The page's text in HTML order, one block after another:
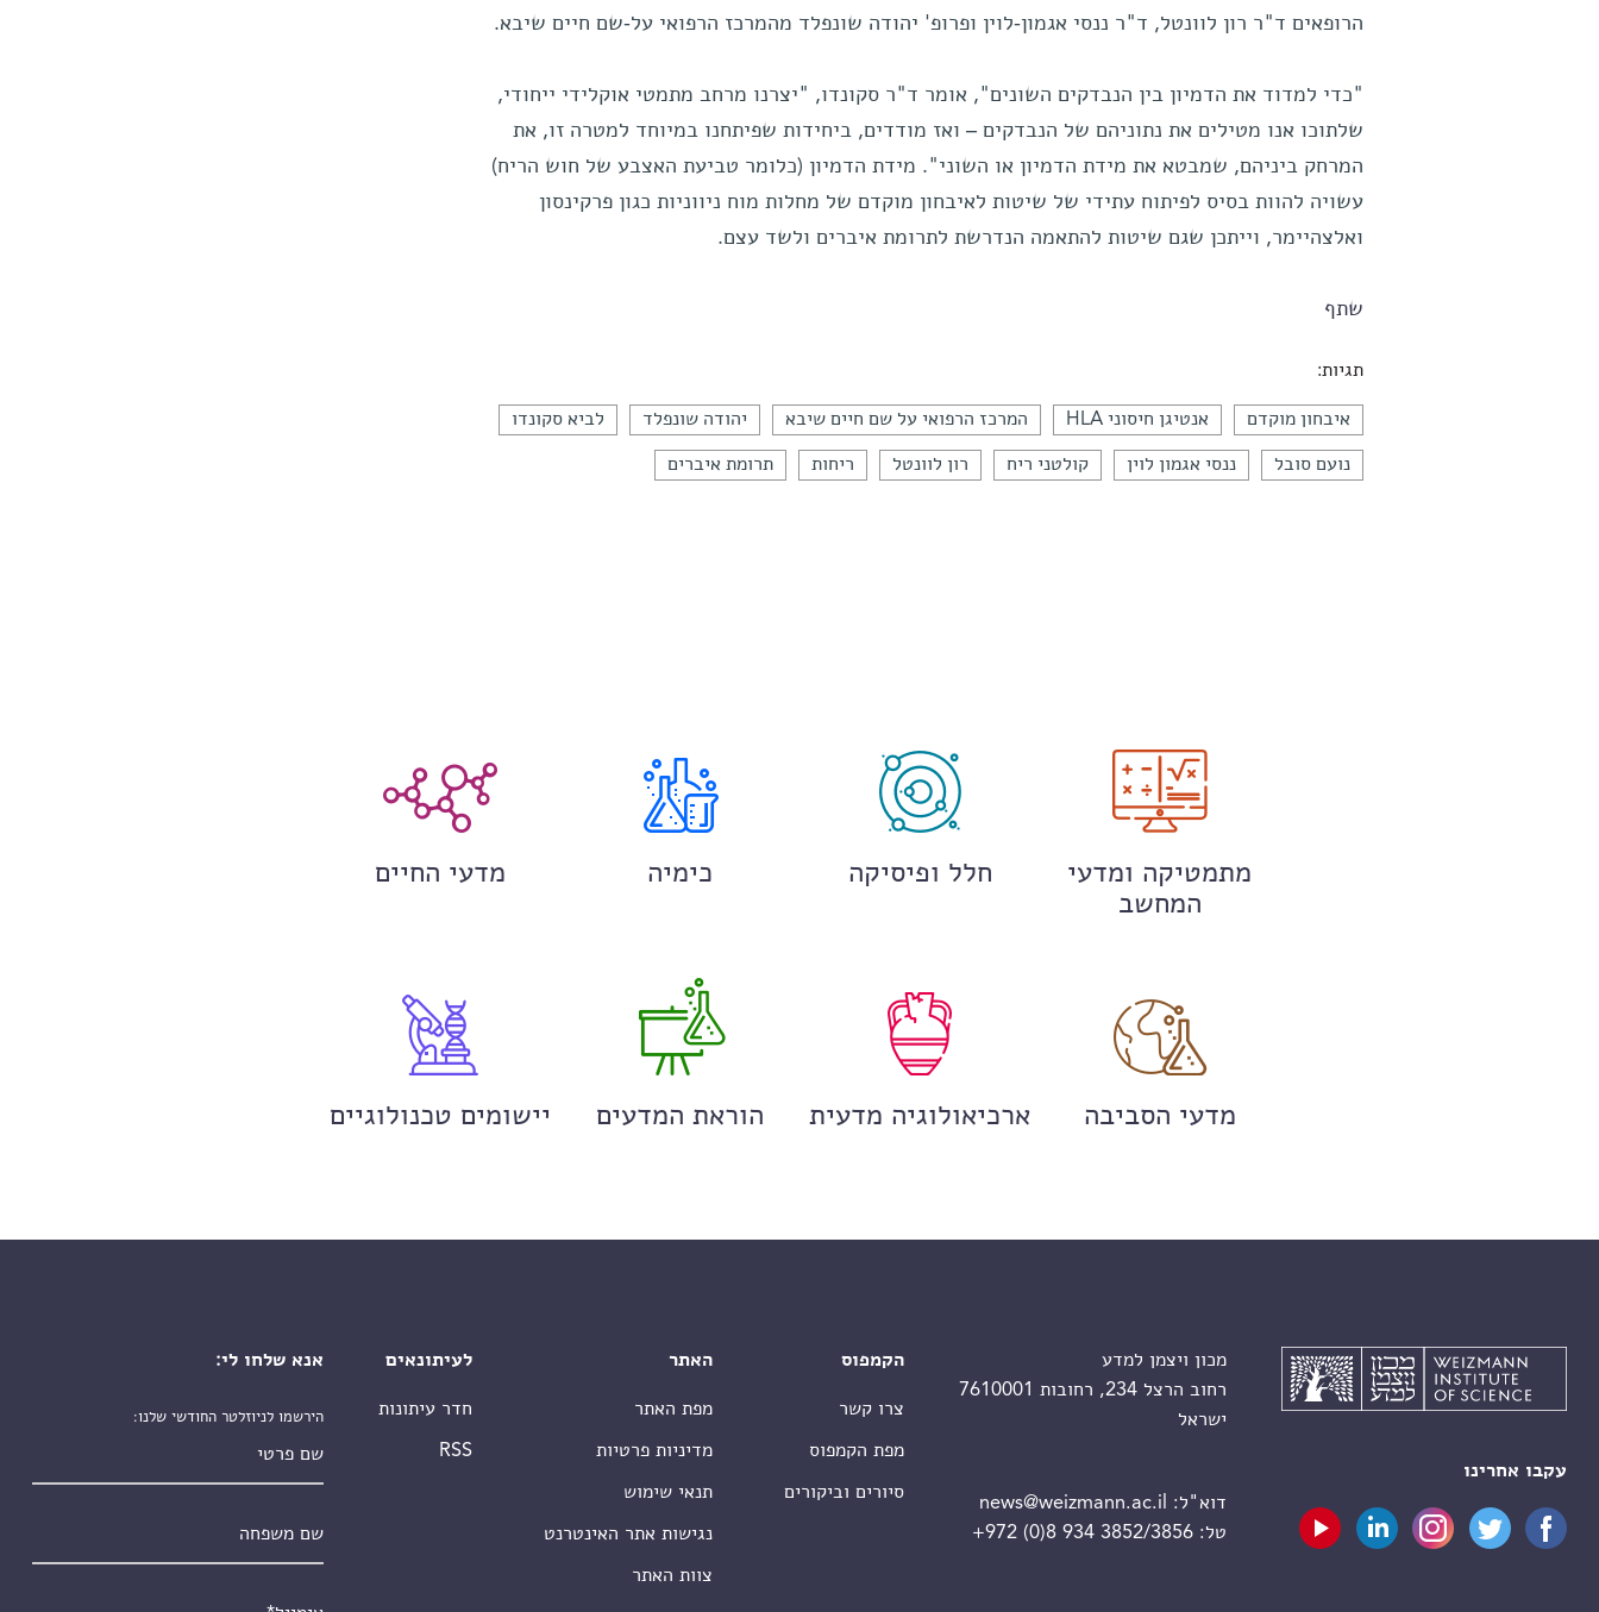
הרופאים ד"ר רון לוונטל, ד"ר ננסי אגמון-לוין ופרופ' יהודה שונפלד מהמרכז הרפואי על-שם חיים שיבא.
"כדי למדוד את הדמיון בין הנבדקים השונים", אומר ד"ר סקונדו, "יצרנו מרחב מתמטי אוקלידי ייחודי,
שלתוכו אנו מטילים את נתוניהם של הנבדקים – ואז מודדים, ביחידות שפיתחנו במיוחד למטרה זו, את
המרחק ביניהם, שמבטא את מידת הדמיון או השוני". מידת הדמיון (כלומר טביעת האצבע של חוש הריח)
עשויה להוות בסיס לפיתוח עתידי של שיטות לאיבחון מוקדם של מחלות מוח ניווניות כגון פרקינסון
ואלצהיימר, וייתכן שגם שיטות להתאמה הנדרשת לתרומת איברים ולשד עצם.
שתף
תגיות:
איבחון מוקדם אנטיגן חיסוני HLA המרכז הרפואי על שם חיים שיבא יהודה שונפלד לביא סקונדו
נועם סובל ננסי אגמון לוין קולטני ריח רון לוונטל ריחות תרומת איברים
מתמטיקה ומדעי
המחשב
חלל ופיסיקה כימיה מדעי החיים
מדעי הסביבה ארכיאולוגיה מדעית הוראת המדעים יישומים טכנולוגיים
עקבו אחרינו
מכון ויצמן למדע
רחוב הרצל 234, רחובות 7610001
ישראל
דוא"ל:
news@weizmann.ac.il
טל:+972 (0)8 934 3852/3856
הקמפוס
צרו קשר
מפת הקמפוס
סיורים וביקורים
האתר
מפת האתר
מדיניות פרטיות
תנאי שימוש
נגישות אתר האינטרנט
צוות האתר
לעיתונאים
חדר עיתונות
RSS
אנא שלחו לי:
הירשמו לניוזלטר החודשי שלנו: